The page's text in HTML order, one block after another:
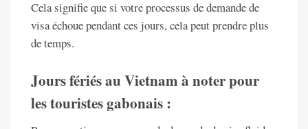
Cela signifie que si votre processus de demande de
visa échoue pendant ces jours, cela peut prendre plus
de temps.
Jours fériés au Vietnam à noter pour
les touristes gabonais :